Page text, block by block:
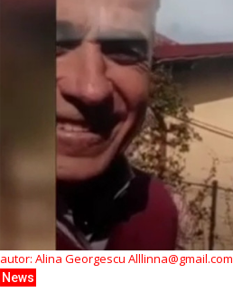
autor: Alina Georgescu Alllinna@gmail.com
News